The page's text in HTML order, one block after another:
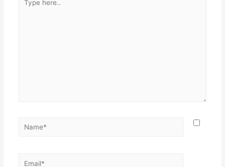
here..
Name*
Email*